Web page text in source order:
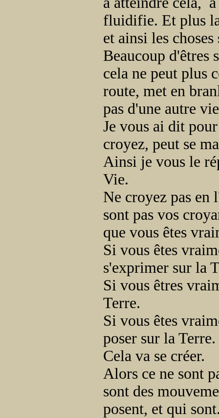
fluidifie. Et plus
et ainsi les
Beaucoup d'êtres
cela ne peut plus
route, met en
pas d'une autre
Je vous ai dit
croyez, peut se
Ainsi je vous le
Vie.
Ne croyez pas en
sont pas vos
que vous êtes
Si vous êtes
s'exprimer sur la
Si vous êtres
Terre.
Si vous êtes
poser sur la Terre.
Cela va se créer.
Alors ce ne sont
sont des
posent, et qui